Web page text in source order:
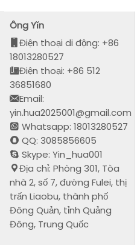
Ông Yǐn
Điện thoại di động: +86
18013280527
Điện thoại: +86 512
36851680
Email:
yin.hua2025001@gmail.com
Whatsapp: 18013280527
QQ: 3085856605
Skype: Yin_hua001
Địa chỉ: Phòng 301, Tòa
nhà 2, số 7, đường Fulei, thị
trấn Liaobu, thành phố
Đông Quản, tỉnh Quảng
Đông, Trung Quốc